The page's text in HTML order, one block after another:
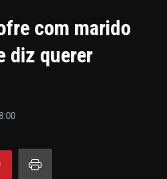
com marido
diz querer